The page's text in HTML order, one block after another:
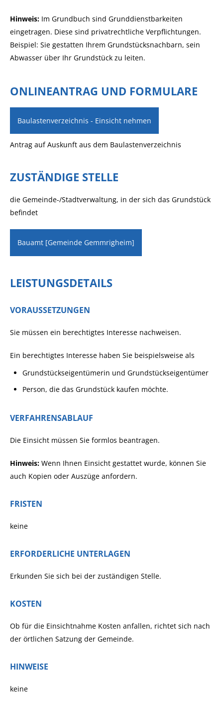
Hinweis: Im Grundbuch sind Grunddienstbarkeiten
eingetragen. Diese sind privatrechtliche Verpflichtungen.
Beispiel: Sie gestatten Ihrem Grundstücksnachbarn, sein
Abwasser über Ihr Grundstück zu leiten.
ONLINEANTRAG UND FORMULARE
Baulastenverzeichnis - Einsicht nehmen
Antrag auf Auskunft aus dem Baulastenverzeichnis
ZUSTÄNDIGE STELLE
die Gemeinde-/Stadtverwaltung, in der sich das Grundstück
befindet
Bauamt [Gemeinde Gemmrigheim]
LEISTUNGSDETAILS
VORAUSSETZUNGEN
Sie müssen ein berechtigtes Interesse nachweisen.
Ein berechtigtes Interesse haben Sie beispielsweise als
Grundstückseigentümerin und Grundstückseigentümer
Person, die das Grundstück kaufen möchte.
VERFAHRENSABLAUF
Die Einsicht müssen Sie formlos beantragen.
Hinweis: Wenn Ihnen Einsicht gestattet wurde, können Sie
auch Kopien oder Auszüge anfordern.
FRISTEN
keine
ERFORDERLICHE UNTERLAGEN
Erkunden Sie sich bei der zuständigen Stelle.
KOSTEN
Ob für die Einsichtnahme Kosten anfallen, richtet sich nach
der örtlichen Satzung der Gemeinde.
HINWEISE
keine